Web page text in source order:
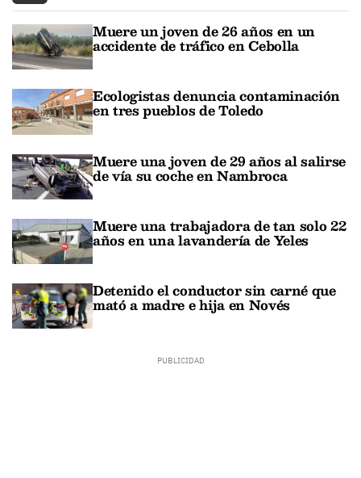
Muere un joven de 26 años en un
accidente de tráfico en Cebolla
Ecologistas denuncia contaminación
en tres pueblos de Toledo
Muere una joven de 29 años al salirse
de vía su coche en Nambroca
Muere una trabajadora de tan solo 22
años en una lavandería de Yeles
Detenido el conductor sin carné que
mató a madre e hija en Novés